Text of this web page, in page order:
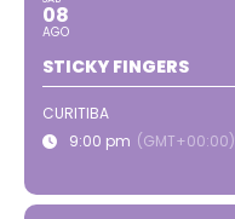
08
AGO
STICKY FINGERS
CURITIBA
9:00 pm (GMT+00:00)